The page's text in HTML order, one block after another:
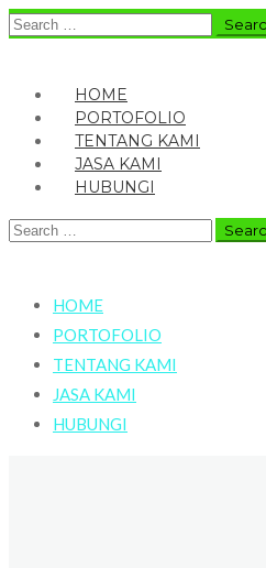
Search
HOME
PORTOFOLIO
TENTANG KAMI
JASA KAMI
HUBUNGI
Search
HOME
PORTOFOLIO
TENTANG KAMI
JASA KAMI
HUBUNGI